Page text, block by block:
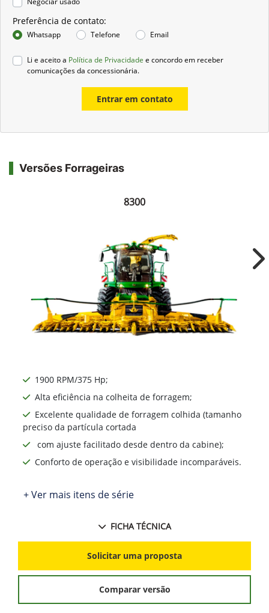
Preferência de contato:
Whatsapp Telefone Email
Li e aceito a Política de Privacidade e concordo em receber
comunicações da concessionária.
Entrar em contato
Versões Forrageiras
8300
1900 RPM/375 Hp;
Alta eficiência na colheita de forragem;
Excelente qualidade de forragem colhida (tamanho
preciso da partícula cortada
com ajuste facilitado desde dentro da cabine);
Conforto de operação e visibilidade incomparáveis.
+ Ver mais itens de série
FICHA TÉCNICA
Solicitar uma proposta
Comparar versão